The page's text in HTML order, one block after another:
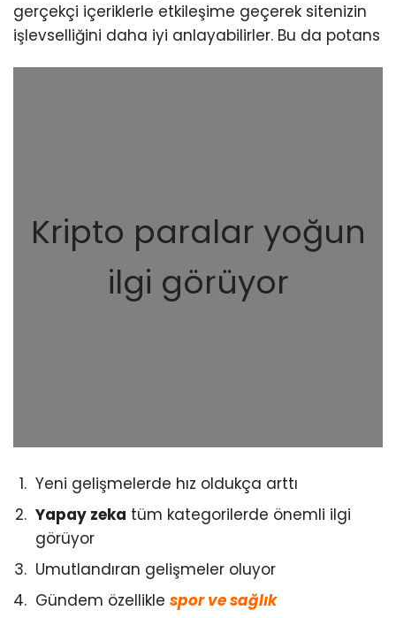
gerçekçi içeriklerle etkileşime geçerek sitenizin
işlevselliğini daha iyi anlayabilirler. Bu da potans
Kripto paralar yoğun
ilgi görüyor
Yeni gelişmelerde hız oldukça arttı
Yapay zeka tüm kategorilerde önemli ilgi
görüyor
Umutlandıran gelişmeler oluyor
Gündem özellikle spor ve sağlık